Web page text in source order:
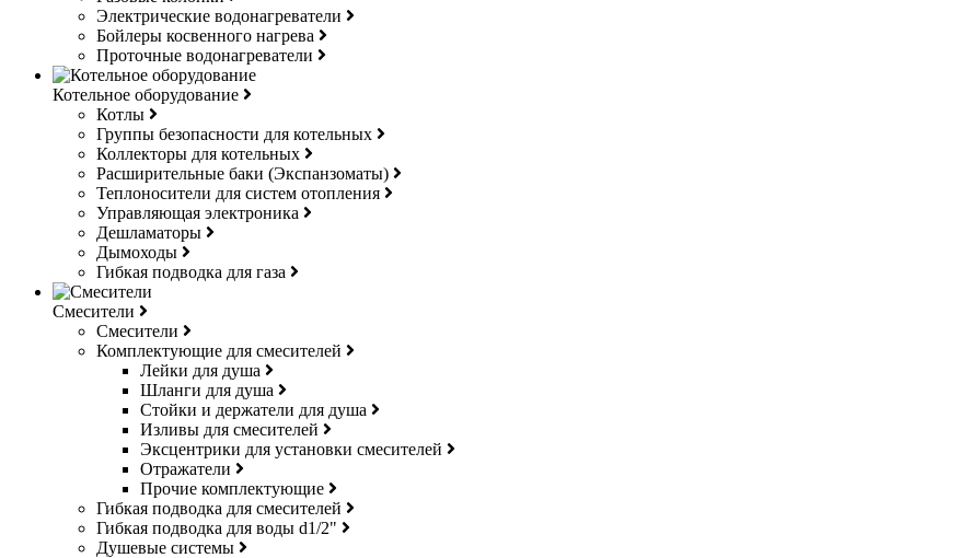
Электрические водонагреватели
Бойлеры косвенного нагрева
Проточные водонагреватели
Котельное оборудование
Котлы
Группы безопасности для котельных
Коллекторы для котельных
Расширительные баки (Экспанзоматы)
Теплоносители для систем отопления
Управляющая электроника
Дешламаторы
Дымоходы
Гибкая подводка для газа
Смесители
Смесители
Комплектующие для смесителей
Лейки для душа
Шланги для душа
Стойки и держатели для душа
Изливы для смесителей
Эксцентрики для установки смесителей
Отражатели
Прочие комплектующие
Гибкая подводка для смесителей
Гибкая подводка для воды d1/2"
Душевые системы